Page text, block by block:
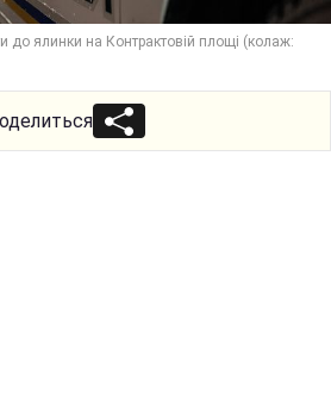
до ялинки на Контрактовій площі (колаж: